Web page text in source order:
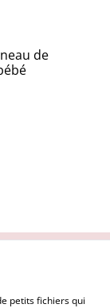
de
cookies
petits fichiers qui